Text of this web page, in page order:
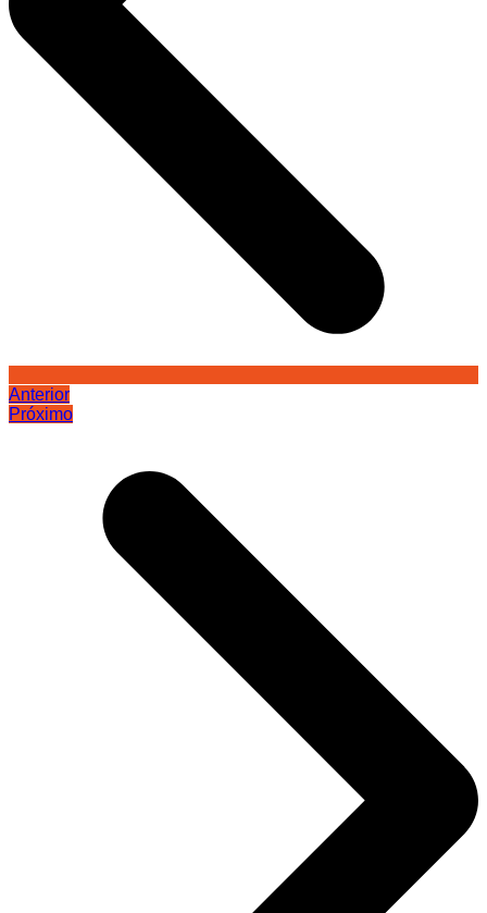
Anterior
Próximo